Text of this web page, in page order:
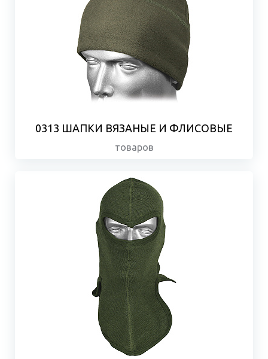
0313 ШАПКИ ВЯЗАНЫЕ И ФЛИСОВЫЕ
товаров